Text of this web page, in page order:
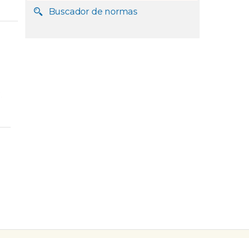
Buscador de normas